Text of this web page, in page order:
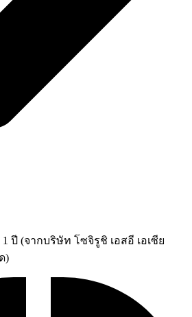
ปี (จากบริษัท โซจิรูชิ เอสอี เอเซีย
)